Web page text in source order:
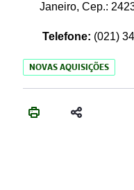
Janeiro, Cep.:
Telefone: (021)
NOVAS AQUISIÇÕES